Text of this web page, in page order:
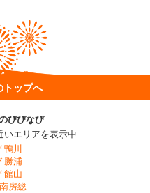
トップへ
びびなび
いエリアを表示中
鴨川
勝浦
館山
房総